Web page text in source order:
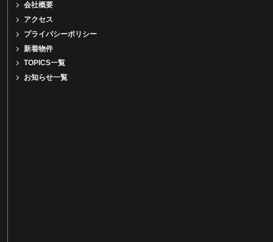
会社概要
アクセス
プライバシーポリシー
新着物件
TOPICS一覧
お知らせ一覧